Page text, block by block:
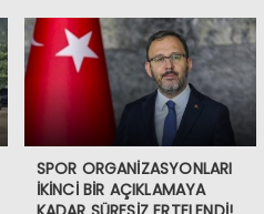
SPOR ORGANİZASYONLARI
İKİNCİ BİR AÇIKLAMAYA